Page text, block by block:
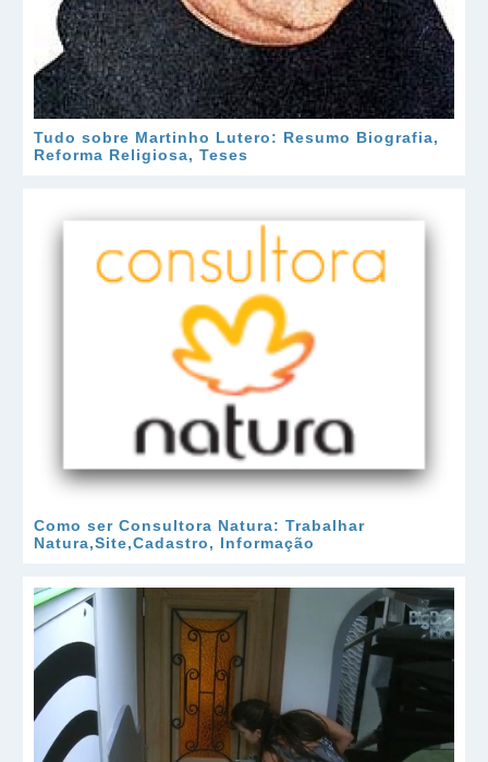
Tudo sobre Martinho Lutero: Resumo Biografia,
Reforma Religiosa, Teses
Como ser Consultora Natura: Trabalhar
Natura,Site,Cadastro, Informação